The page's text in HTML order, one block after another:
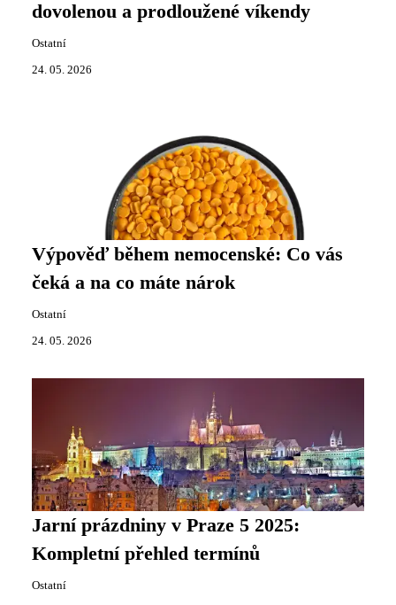
dovolenou a prodloužené víkendy
Ostatní
24. 05. 2026
Výpověď během nemocenské: Co vás
čeká a na co máte nárok
Ostatní
24. 05. 2026
Jarní prázdniny v Praze 5 2025:
Kompletní přehled termínů
Ostatní